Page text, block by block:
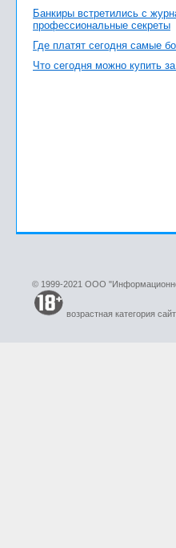
Банкиры встретились с
профессиональные секреты
Где платят сегодня самые
Что сегодня можно купить
© 1999-2021 ООО
возрастная категория